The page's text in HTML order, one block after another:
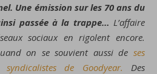
Une émission sur les 70 ans du
passée à la trappe… L’affaire
sociaux en rigolent encore.
on se souvient aussi de ses
de Goodyear. Des